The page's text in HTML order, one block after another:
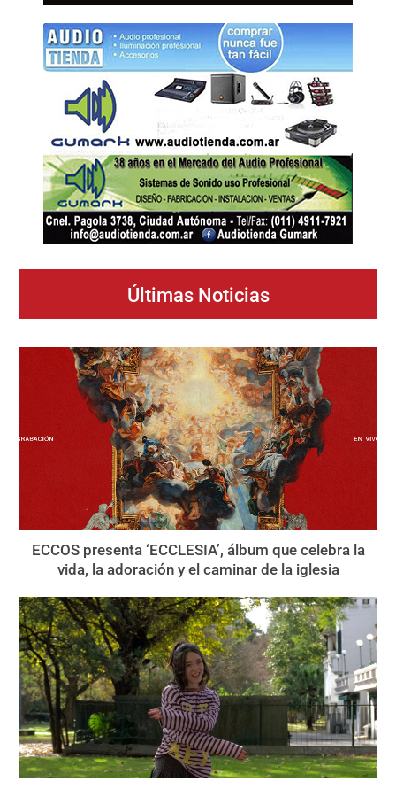
Últimas Noticias
ECCOS presenta ‘ECCLESIA’, álbum que celebra la
vida, la adoración y el caminar de la iglesia